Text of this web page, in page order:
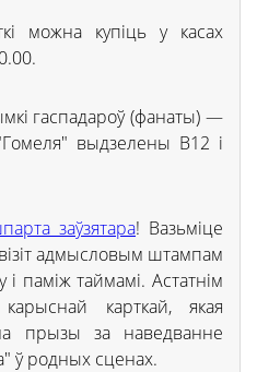
можна купіць у касах
гаспадароў (фанаты) —
выдзелены В12 і
заўзятара! Вазьміце
візіт адмысловым штампам
паміж таймамі. Астатнім
карткай, якая
прызы за наведванне
ў родных сценах.